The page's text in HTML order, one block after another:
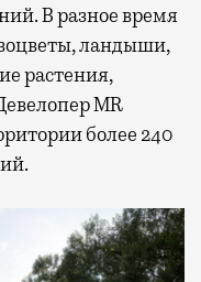
В разное время
ландыши,
растения,
MR
более 240